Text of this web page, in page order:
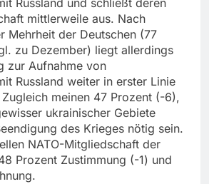
Russland und schließt deren
mittlerweile aus. Nach
Mehrheit der Deutschen (77
zu Dezember) liegt allerdings
zur Aufnahme von
Russland weiter in erster Linie
meinen 47 Prozent (-6),
ukrainischer Gebiete
des Krieges nötig sein.
NATO-Mitgliedschaft der
Prozent Zustimmung (-1) und